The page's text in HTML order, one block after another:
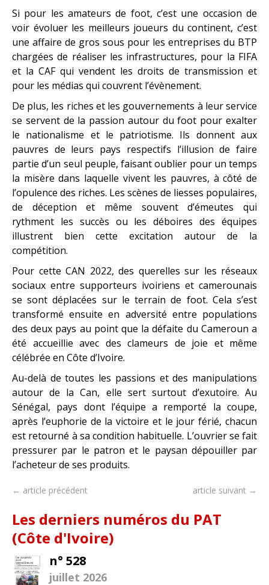
Si pour les amateurs de foot, c’est une occasion de
voir évoluer les meilleurs joueurs du continent, c’est
une affaire de gros sous pour les entreprises du BTP
chargées de réaliser les infrastructures, pour la FIFA
et la CAF qui vendent les droits de transmission et
pour les médias qui couvrent l’évènement.
De plus, les riches et les gouvernements à leur service
se servent de la passion autour du foot pour exalter
le nationalisme et le patriotisme. Ils donnent aux
pauvres de leurs pays respectifs l’illusion de faire
partie d’un seul peuple, faisant oublier pour un temps
la misère dans laquelle vivent les pauvres, à côté de
l’opulence des riches. Les scènes de liesses populaires,
de déception et même souvent d’émeutes qui
rythment les succès ou les déboires des équipes
illustrent bien cette excitation autour de la
compétition.
Pour cette CAN 2022, des querelles sur les réseaux
sociaux entre supporteurs ivoiriens et camerounais
se sont déplacées sur le terrain de foot. Cela s’est
transformé ensuite en adversité entre populations
des deux pays au point que la défaite du Cameroun a
été accueillie avec des clameurs de joie et même
célébrée en Côte d’Ivoire.
Au-delà de toutes les passions et des manipulations
autour de la Can, elle sert surtout d’exutoire. Au
Sénégal, pays dont l’équipe a remporté la coupe,
après l’euphorie de la victoire et le jour férié, chacun
est retourné à sa condition habituelle. L’ouvrier se fait
pressurer par le patron et le paysan dépouiller par
l’acheteur de ses produits.
← article précédent article suivant →
Les derniers numéros du PAT
(Côte d'Ivoire)
n° 528
juillet 2026